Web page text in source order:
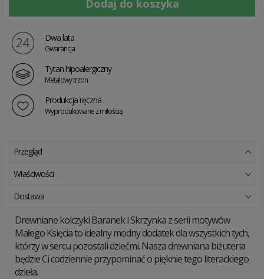
Dwa lata
Gwarancja
Tytan hipoalergiczny
Metalowy trzon
Produkcja ręczna
Wyprodukowane z miłością
Przegląd
Właściwości
Dostawa
Drewniane kolczyki Baranek i Skrzynka z serii motywów
Małego Księcia to idealny modny dodatek dla wszystkich tych,
którzy w sercu pozostali dziećmi. Nasza drewniana biżuteria
będzie Ci codziennie przypominać o pięknie tego literackiego
dzieła.